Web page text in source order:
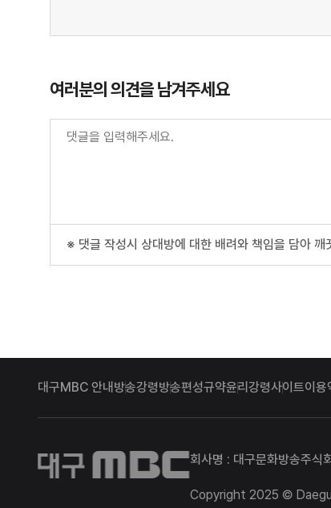
여러분의 의견을 남겨주세요
※ 댓글 작성시 상대방에 대한 배려와 책임을 담아 깨
대구MBC 안내 방송강령방송편성규약윤리강령사이트이용
대구MBC 회사명 : 대구문화방송주식
Copyright 2025 ©